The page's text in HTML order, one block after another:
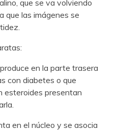
que se va volviendo
que las imágenes se
en la parte trasera
con diabetes o que
esteroides presentan
en el núcleo y se asocia